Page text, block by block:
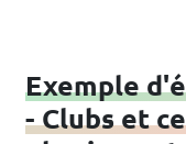
Exemple
- Clubs et